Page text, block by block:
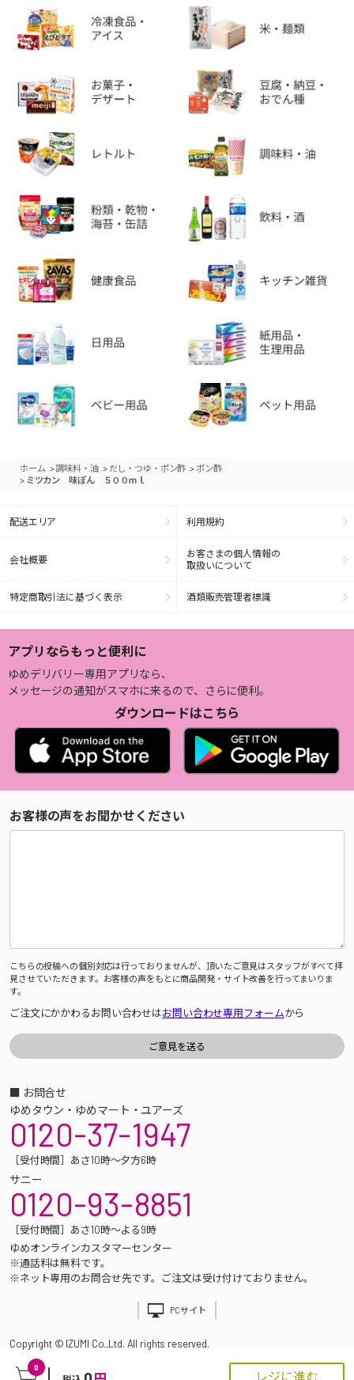
0
レジに進む
ホーム >調味料・油 > だし・つゆ・ポン酢 > ポン酢
> ミツカン 味ぽん ５００ｍｌ
配送エリア 利用規約
会社概要
お客さまの個人情報の
取扱いについて
特定商取引法に基づく表示 酒類販売管理者標識
アプリならもっと便利に
ゆめデリバリー専用アプリなら、
メッセージの通知がスマホに来るので、さらに便利。
ダウンロードはこちら
お客様の声をお聞かせください
こちらの投稿への個別対応は行っておりませんが、頂いたご意見はスタッフがすべて拝
見させていただきます。お客様の声をもとに商品開発・サイト改善を行ってまいりま
す。
ご注文にかかわるお問い合わせはお問い合わせ専用フォームから
■ お問合せ
ゆめタウン・ゆめマート・ユアーズ
0120-37-1947
［受付時間］あさ10時～夕方6時
サニー
0120-93-8851
［受付時間］あさ10時～よる9時
ゆめオンラインカスタマーセンター
※通話料は無料です。
※ネット専用のお問合せ先です。ご注文は受け付けておりません。
PCサイト
Copyright © IZUMI Co.,Ltd. All rights reserved.